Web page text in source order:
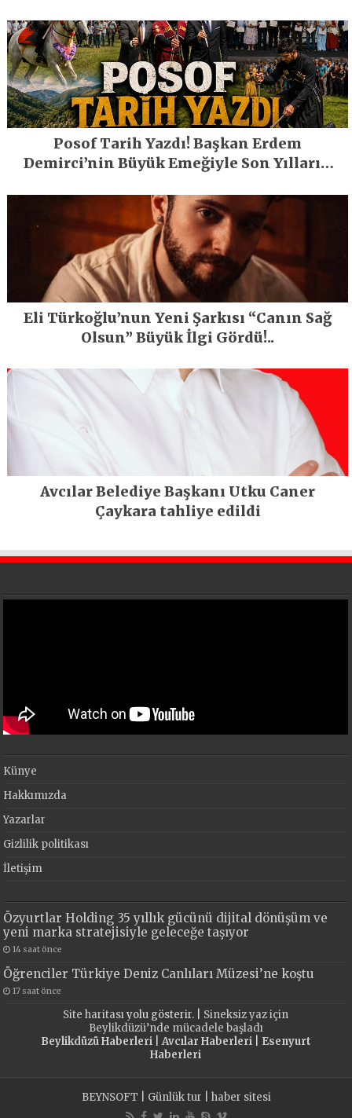
Posof Tarih Yazdı! Başkan Erdem
Demirci’nin Büyük Emeğiyle Son Yılların
Eli Türkoğlu’nun Yeni Şarkısı “Canın Sağ
Olsun” Büyük İlgi Gördü!..
Avcılar Belediye Başkanı Utku Caner
Çaykara tahliye edildi
Künye
Hakkımızda
Yazarlar
Gizlilik politikası
İletişim
Özyurtlar Holding 35 yıllık gücünü dijital dönüşüm ve
yeni marka stratejisiyle geleceğe taşıyor
14 saat önce
Öğrenciler Türkiye Deniz Canlıları Müzesi’ne koştu
17 saat önce
Site haritasıyolu gösterir. | Sineksiz yaz için
Beylikdüzü’nde mücadele başladı
Beylikdüzü Haberleri| Avcılar Haberleri| Esenyurt
Haberleri
BEYNSOFT Günlük tur haber sitesi